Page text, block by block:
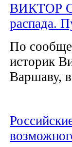
ВИКТОР
распада.
По
историк
Варшаву,